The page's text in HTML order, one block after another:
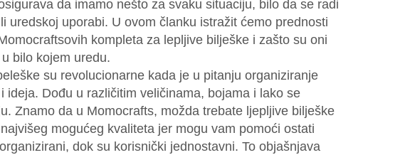
da imamo nešto za svaku situaciju, bilo da se radi
uredskoj uporabi. U ovom članku istražit ćemo prednosti
kompleta za lepljive bilješke i zašto su oni
bilo kojem uredu.
su revolucionarne kada je u pitanju organiziranje
ideja. Dođu u različitim veličinama, bojama i lako se
Znamo da u Momocrafts, možda trebate ljepljive bilješke
mogućeg kvaliteta jer mogu vam pomoći ostati
dok su korisnički jednostavni. To objašnjava